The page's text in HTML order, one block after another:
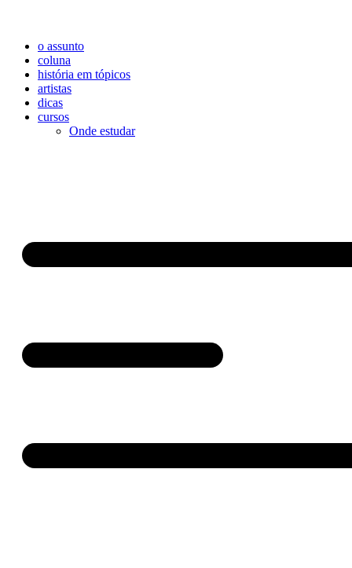
o assunto
coluna
história em tópicos
artistas
dicas
cursos
Onde estudar